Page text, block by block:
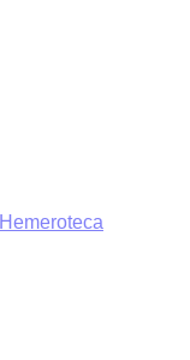
Hemeroteca